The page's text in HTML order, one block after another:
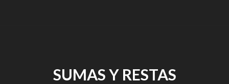
SUMAS Y RESTAS